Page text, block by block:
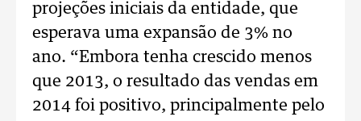
projeções iniciais da entidade, que
esperava uma expansão de 3% no
ano. “Embora tenha crescido menos
que 2013, o resultado das vendas em
2014 foi positivo, principalmente pelo